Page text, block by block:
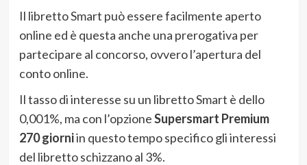
Il libretto Smart può essere facilmente aperto
online ed è questa anche una prerogativa per
partecipare al concorso, ovvero l’apertura del
conto online.
Il tasso di interesse su un libretto Smart è dello
0,001%, ma con l’opzioneSupersmart Premium
270 giorniin questo tempo specifico gli interessi
del libretto schizzano al 3%.